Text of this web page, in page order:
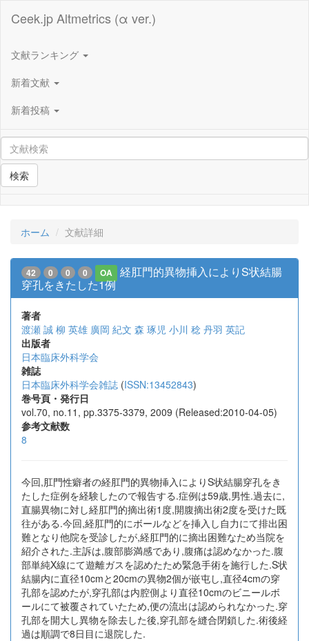
Ceek.jp Altmetrics (α ver.)
文献ランキング
新着文献
新着投稿
検索
ホーム 文献詳細
42 0 0 0 OA
経肛門的異物挿入によりS状結腸
穿孔をきたした1例
著者
渡瀬 誠 柳 英雄 廣岡 紀文 森 琢児 小川 稔 丹羽 英記
出版者
日本臨床外科学会
雑誌
日本臨床外科学会雑誌 (ISSN:13452843)
巻号頁・発行日
vol.70, no.11, pp.3375-3379, 2009 (Released:2010-04-05)
参考文献数
8
今回,肛門性癖者の経肛門的異物挿入によりS状結腸穿孔をき
たした症例を経験したので報告する.症例は59歳,男性.過去に,
直腸異物に対し経肛門的摘出術1度,開腹摘出術2度を受けた既
往がある.今回,経肛門的にボールなどを挿入し自力にて排出困
難となり他院を受診したが,経肛門的に摘出困難なため当院を
紹介された.主訴は,腹部膨満感であり,腹痛は認めなかった.腹
部単純X線にて遊離ガスを認めたため緊急手術を施行した.S状
結腸内に直径10cmと20cmの異物2個が嵌屯し,直径4cmの穿
孔部を認めたが,穿孔部は内腔側より直径10cmのビニールボ
ールにて被覆されていたため,便の流出は認められなかった.穿
孔部を開大し異物を除去した後,穿孔部を縫合閉鎖した.術後経
過は順調で8日目に退院した.